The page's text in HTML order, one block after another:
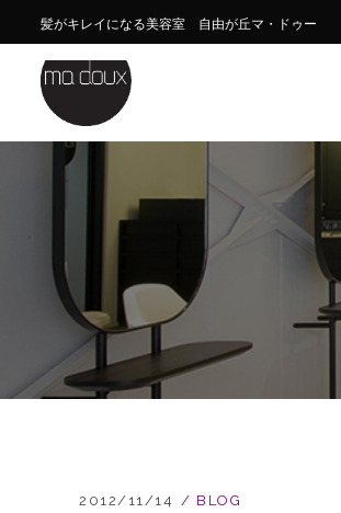
髪がキレイになる美容室 自由が丘マ・ドゥー
2012/11/14 BLOG